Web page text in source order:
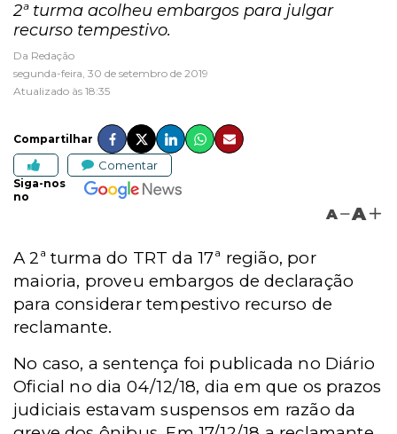
2ª turma acolheu embargos para julgar
recurso tempestivo.
Da Redação
segunda-feira, 30 de setembro de 2019
Atualizado às 18:35
Compartilhar
Comentar
Siga-nos
no
A A
A 2ª turma do TRT da 17ª região, por
maioria, proveu embargos de declaração
para considerar tempestivo recurso de
reclamante.
No caso, a sentença foi publicada no Diário
Oficial no dia 04/12/18, dia em que os prazos
judiciais estavam suspensos em razão da